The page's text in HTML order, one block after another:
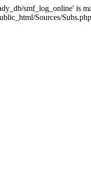
smf_log_online' is
Sources/Subs.php